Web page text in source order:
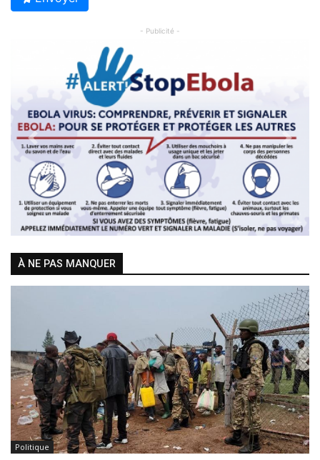
- Publicité -
Previous Next
À NE PAS MANQUER
Politique